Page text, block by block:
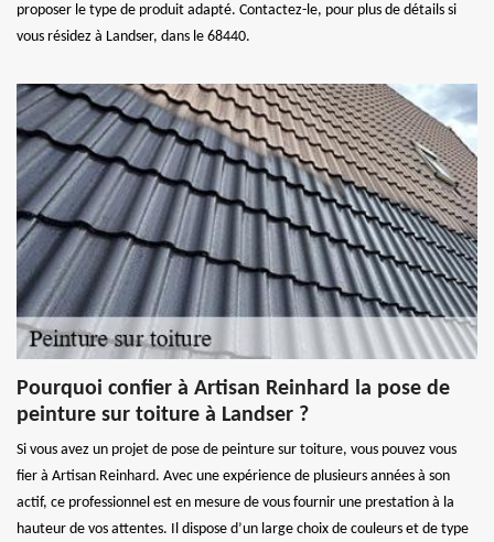
proposer le type de produit adapté. Contactez-le, pour plus de détails si
vous résidez à Landser, dans le 68440.
Pourquoi confier à Artisan Reinhard la pose de
peinture sur toiture à Landser ?
Si vous avez un projet de pose de peinture sur toiture, vous pouvez vous
fier à Artisan Reinhard. Avec une expérience de plusieurs années à son
actif, ce professionnel est en mesure de vous fournir une prestation à la
hauteur de vos attentes. Il dispose d’un large choix de couleurs et de type